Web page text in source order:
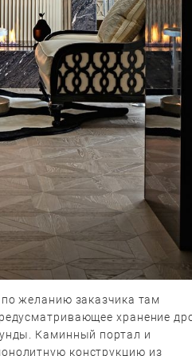
желанию заказчика там
хранение
Каминный портал и
конструкцию из